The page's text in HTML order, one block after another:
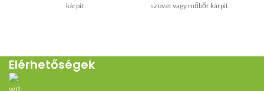
kárpit
szövet vagy műbőr kárpit
Elérhetőségek